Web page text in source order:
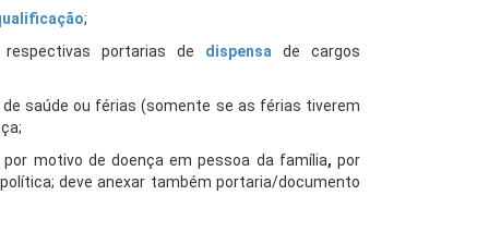
;
portarias de dispensa de cargos
saúde ou férias (somente se as férias tiverem
motivo de doença em pessoa da família,por
deve anexar também portaria/documento